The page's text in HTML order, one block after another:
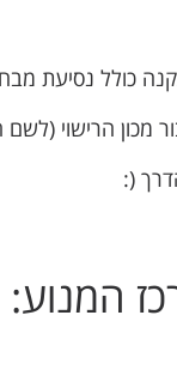
כולל נסיעת
הרישוי (לשם
(:
המנוע: